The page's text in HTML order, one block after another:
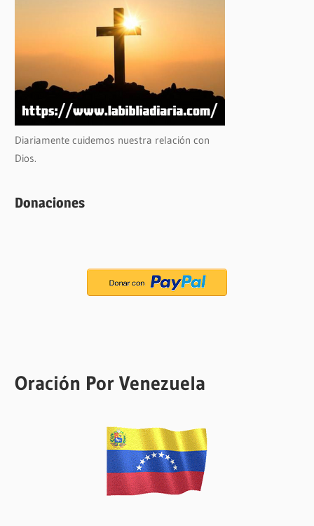
Diariamente cuidemos nuestra relación con
Dios.
Donaciones
Oración Por Venezuela